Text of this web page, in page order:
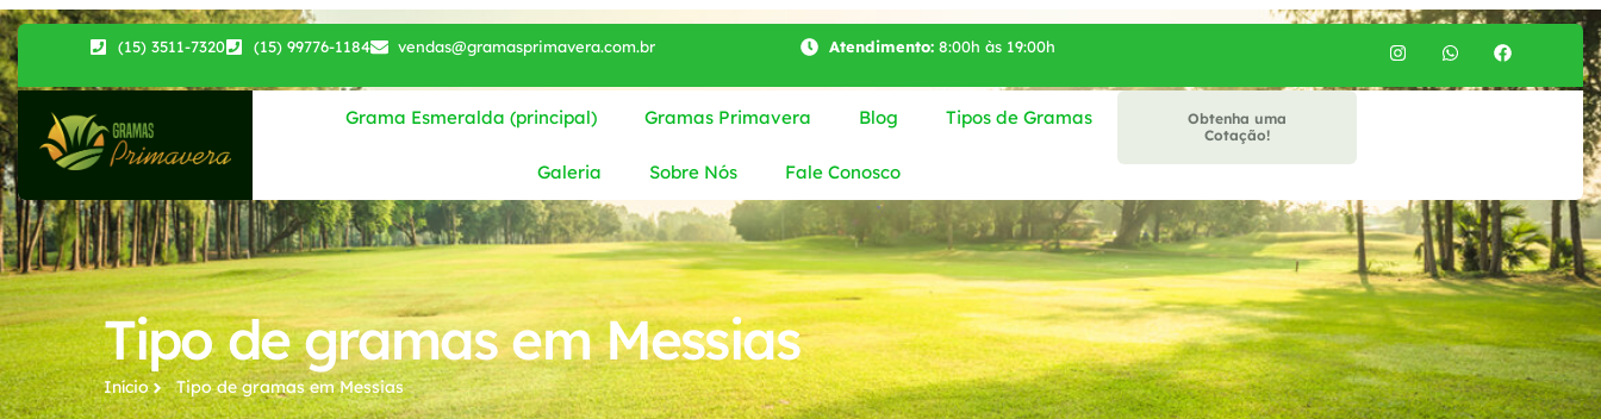
(15) 3511-7320 (15) 99776-1184 vendas@gramasprimavera.com.br Atendimento:8:00h às 19:00h
Grama Esmeralda (principal) Gramas Primavera Blog Tipos de Gramas
Galeria Sobre Nós Fale Conosco
Obtenha uma
Cotação!
Tipo de gramas em Messias
Início Tipo de gramas​ em Messias